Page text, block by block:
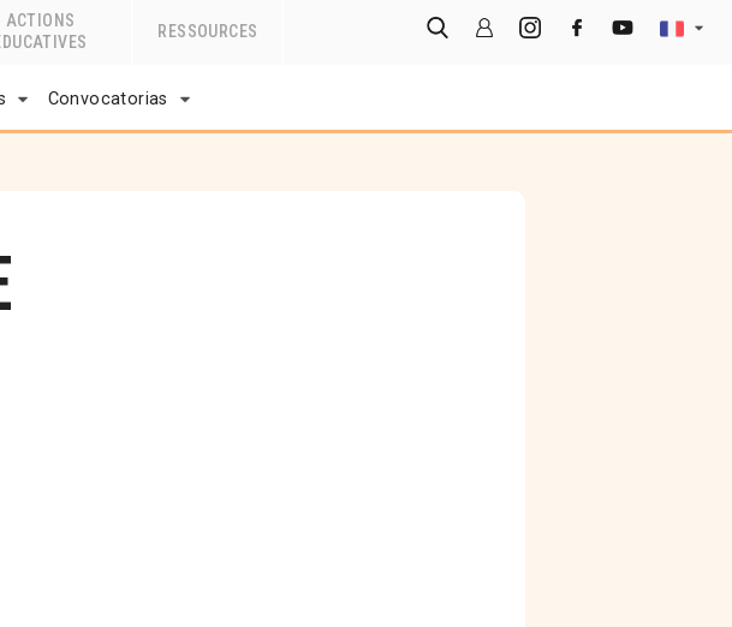
ACTIONS
RESSOURCES
Convocatorias